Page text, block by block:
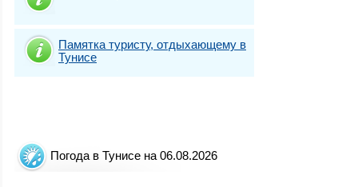
Памятка туристу, отдыхающему в
Тунисе
Погода в Тунисе на 06.08.2026